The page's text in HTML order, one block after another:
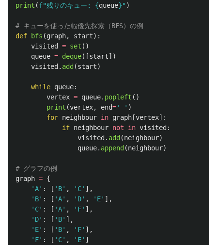
print (f"残りのキュー: {queue}" )
def
bfs (graph, start):
visited
= set ()
queue = deque([start])
visited . add (start)
while queue:
vertex = queue. popleft ()
print (vertex, end=' ' )
for neighbour in graph [vertex]:
if neighbour not in visited :
visited . add (neighbour)
queue. append (neighbour)
graph = {
'A' : [ ' B' , ' C' ],
' B' : [ 'A' , ' D' , ' E' ],
' C' : [ 'A' , ' F' ],
' D' : [ ' B' ],
' E' : [ ' B' , ' F' ],
' F' : [ ' C' , ' E' ]